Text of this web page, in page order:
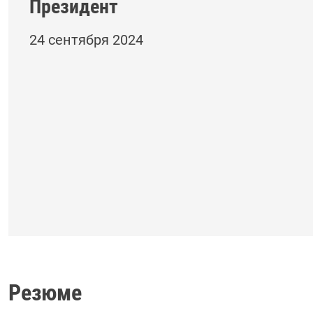
Президент
24 сентября 2024
Резюме